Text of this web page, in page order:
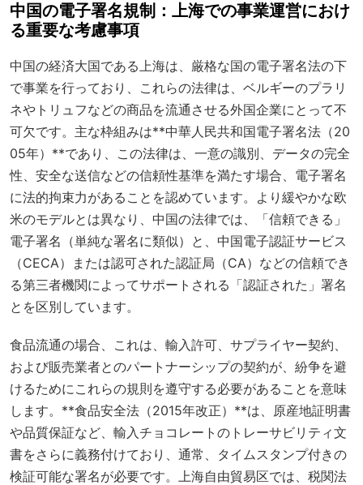
中国の電子署名規制：上海での事業運営におけ
る重要な考慮事項
中国の経済大国である上海は、厳格な国の電子署名法の下
で事業を行っており、これらの法律は、ベルギーのプラリ
ネやトリュフなどの商品を流通させる外国企業にとって不
可欠です。主な枠組みは**中華人民共和国電子署名法（20
05年）**であり、この法律は、一意の識別、データの完全
性、安全な送信などの信頼性基準を満たす場合、電子署名
に法的拘束力があることを認めています。より緩やかな欧
米のモデルとは異なり、中国の法律では、「信頼できる」
電子署名（単純な署名に類似）と、中国電子認証サービス
（CECA）または認可された認証局（CA）などの信頼でき
る第三者機関によってサポートされる「認証された」署名
とを区別しています。
食品流通の場合、これは、輸入許可、サプライヤー契約、
および販売業者とのパートナーシップの契約が、紛争を避
けるためにこれらの規則を遵守する必要があることを意味
します。**食品安全法（2015年改正）**は、原産地証明書
や品質保証など、輸入チョコレートのトレーサビリティ文
書をさらに義務付けており、通常、タイムスタンプ付きの
検証可能な署名が必要です。上海自由貿易区では、 税関法